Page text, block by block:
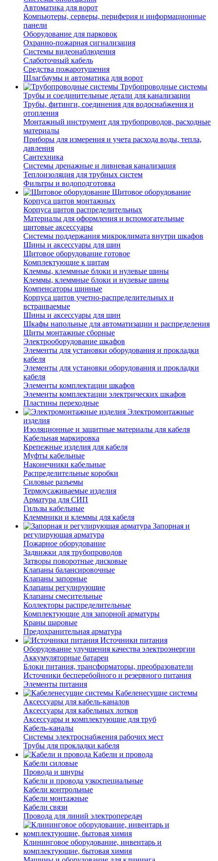
Автоматика для ворот
Компьютеры, серверы, периферия и информационные
панели
Оборудование для парковок
Охранно-пожарная сигнализация
Системы видеонаблюдения
Слаботочный кабель
Средства пожаротушения
Шлагбаумы и автоматика для ворот
Трубопроводные системы
Трубы и соединительные детали для канализации
Трубы, фитинги, соединения для водоснабжения и
отопления
Монтажный инструмент для трубопроводов, расходные
материалы
Приборы для измерения и учета расхода воды, тепла,
давления
Сантехника
Системы дренажные и ливневая канализация
Теплоизоляция для трубных систем
Фильтры и водоподготовка
Щитовое оборудование
Корпуса щитов монтажных
Корпуса щитов распределительных
Материалы для оформления и вспомогательные
щитовые аксессуары
Системы поддержания микроклимата внутри шкафов
Шины и аксессуары для шин
Щитовое оборудование готовое
Комплектующие к щитам
Клеммы, клеммные блоки и нулевые шины
Клеммы, клеммные блоки и нулевые шины
Компенсаторы шинные
Корпуса щитов учетно-распределительных и
встраиваемые
Шины и аксессуары для шин
Шкафы напольные для автоматизации и распределения
Щиты монтажные сборные
Электрооборудование шкафов
Элементы для установки оборудования и прокладки
кабеля
Элементы для установки оборудования и прокладки
кабеля
Элементы комплектации шкафов
Элементы комплектации электрических шкафов
Пластины переходные
Электромонтажные
изделия
Изоляционные и защитные материалы для кабеля
Кабельная маркировка
Крепежные изделия для кабеля
Муфты кабельные
Наконечники кабельные
Распределительные коробки
Силовые разъемы
Термоусаживаемые изделия
Арматура для СИП
Гильзы кабельные
Клеммники и клеммы для кабеля
Запорная и
регулирующая арматура
Пожарное оборудование
Задвижки для трубопроводов
Затворы поворотные дисковые
Клапаны балансировочные
Клапаны запорные
Клапаны регулирующие
Клапаны смесительные
Коллекторы распределительные
Комплектующие для запорной арматуры
Краны шаровые
Предохранительная арматура
Источники питания
Оборудование улучшения качества электроэнергии
Аккумуляторные батареи
Блоки питания, трансформаторы, преобразователи
Источники бесперебойного и резервного питания
Элементы питания
Кабеленесущие системы
Аксессуары для кабель-каналов
Аксессуары для кабельных лотков
Аксессуары и комплектующие для труб
Кабель-каналы
Системы электроснабжения рабочих мест
Трубы для прокладки кабеля
Кабели и провода
Кабели силовые
Провода и шнуры
Кабели и провода узкоспециальные
Кабели контрольные
Кабели монтажные
Кабели связи
Провода для линий электропередач
Клининговое оборудование, инвентарь и
комплектующие, бытовая химия